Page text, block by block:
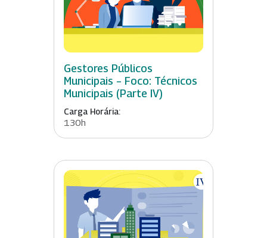
Gestores Públicos
Municipais – Foco: Técnicos
Municipais (Parte IV)
Carga Horária:
130h